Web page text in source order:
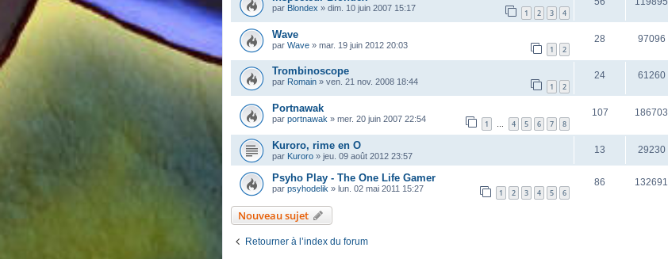
par Blondex » dim. 10 juin 2007 15:17 1 2 3 4
Wave
par Wave » mar. 19 juin 2012 20:03 1 2
28 97096
Trombinoscope
par Romain » ven. 21 nov. 2008 18:44 1 2
24 61260
Portnawak
par portnawak » mer. 20 juin 2007 22:54 1 … 4 5 6 7 8
107 186703
Kuroro, rime en O
par Kuroro » jeu. 09 août 2012 23:57
13 29230
Psyho Play - The One Life Gamer
par psyhodelik » lun. 02 mai 2011 15:27 1 2 3 4 5 6
86 132691
Nouveau sujet
Retourner à l’index du forum